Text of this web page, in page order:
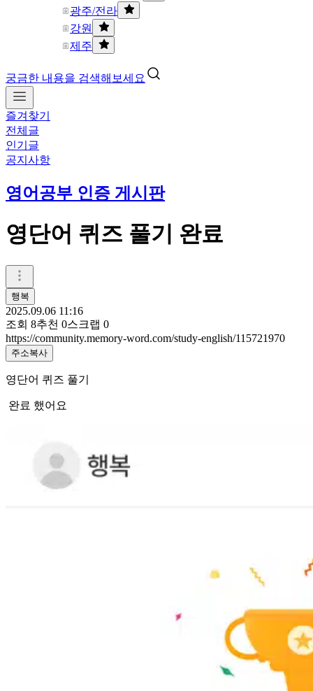
광주/전라
강원
제주
궁금한 내용을 검색해보세요
즐겨찾기
전체글
인기글
공지사항
영어공부 인증 게시판
영단어 퀴즈 풀기 완료
행복
2025.09.06 11:16
조회 8추천 0스크랩 0
https://community.memory-word.com/study-english/115721970
주소복사
영단어 퀴즈 풀기
완료 했어요